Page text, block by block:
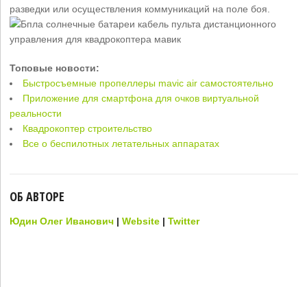
разведки или осуществления коммуникаций на поле боя.
Топовые новости:
Быстросъемные пропеллеры mavic air самостоятельно
Приложение для смартфона для очков виртуальной
реальности
Квадрокоптер строительство
Все о беспилотных летательных аппаратах
ОБ АВТОРЕ
Юдин Олег Иванович |Website |Twitter